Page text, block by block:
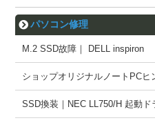
パソコン修理
M.2 SSD故障｜ DELL inspiron
ショップオリジナルノートPCヒ
SSD換装｜NEC LL750/H 起動ド